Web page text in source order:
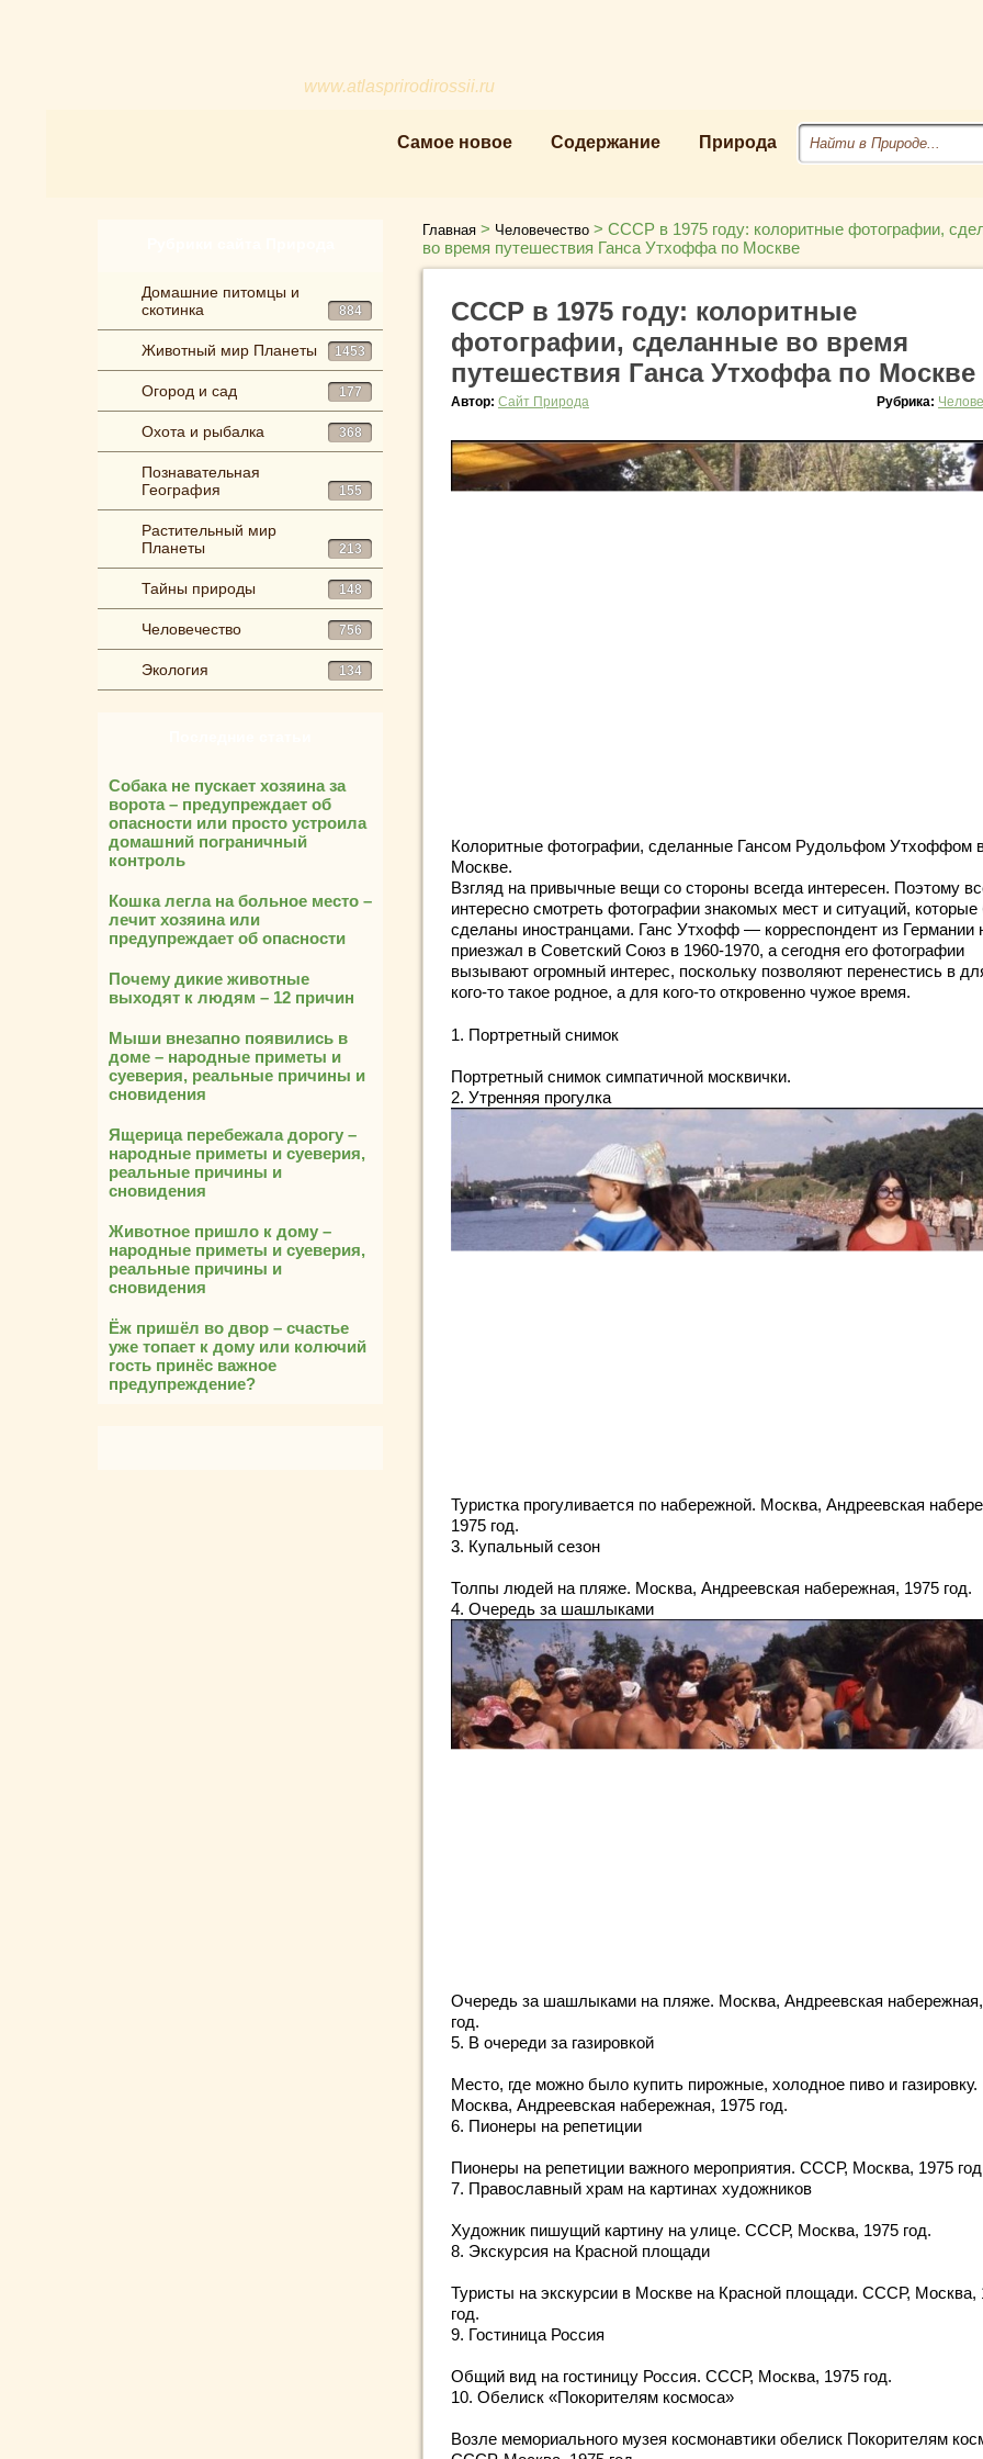
www.atlasprirodirossii.ru
Самое новое Содержание Природа
Домашние питомцы и
скотинка
884
Животный мир Планеты 1453
Огород и сад 177
Охота и рыбалка 368
Познавательная
География
155
Растительный мир
Планеты
213
Тайны природы 148
Человечество 756
Экология 134
Собака не пускает хозяина за
ворота – предупреждает об
опасности или просто устроила
домашний пограничный
контроль
Кошка легла на больное место –
лечит хозяина или
предупреждает об опасности
Почему дикие животные
выходят к людям – 12 причин
Мыши внезапно появились в
доме – народные приметы и
суеверия, реальные причины и
сновидения
Ящерица перебежала дорогу –
народные приметы и суеверия,
реальные причины и
сновидения
Животное пришло к дому –
народные приметы и суеверия,
реальные причины и
сновидения
Ёж пришёл во двор – счастье
уже топает к дому или колючий
гость принёс важное
предупреждение?
Главная > Человечество > СССР в 1975 году: колоритные фотографии,
во время путешествия Ганса Утхоффа по Москве
СССР в 1975 году: колоритные
фотографии, сделанные во время
путешествия Ганса Утхоффа по Москве
Автор: Сайт Природа Рубрика:
Колоритные фотографии, сделанные Гансом Рудольфом Утхоффом
Москве.
Взгляд на привычные вещи со стороны всегда интересен. Поэтому
интересно смотреть фотографии знакомых мест и ситуаций,
сделаны иностранцами. Ганс Утхофф — корреспондент из Германии
приезжал в Советский Союз в 1960-1970, а сегодня его фотографии
вызывают огромный интерес, поскольку позволяют перенестись в
кого-то такое родное, а для кого-то откровенно чужое время.
1. Портретный снимок
Портретный снимок симпатичной москвички.
2. Утренняя прогулка
Туристка прогуливается по набережной. Москва, Андреевская
1975 год.
3. Купальный сезон
Толпы людей на пляже. Москва, Андреевская набережная, 1975 год.
4. Очередь за шашлыками
Очередь за шашлыками на пляже. Москва, Андреевская
год.
5. В очереди за газировкой
Место, где можно было купить пирожные, холодное пиво и газировку.
Москва, Андреевская набережная, 1975 год.
6. Пионеры на репетиции
Пионеры на репетиции важного мероприятия. СССР, Москва, 1975
7. Православный храм на картинах художников
Художник пишущий картину на улице. СССР, Москва, 1975 год.
8. Экскурсия на Красной площади
Туристы на экскурсии в Москве на Красной площади. СССР, Москва,
год.
9. Гостиница Россия
Общий вид на гостиницу Россия. СССР, Москва, 1975 год.
10. Обелиск «Покорителям космоса»
Возле мемориального музея космонавтики обелиск Покорителям